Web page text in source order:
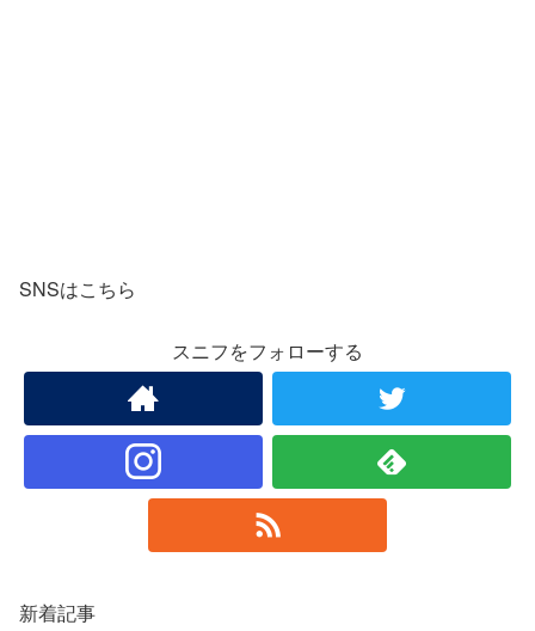
SNSはこちら
スニフをフォローする
新着記事